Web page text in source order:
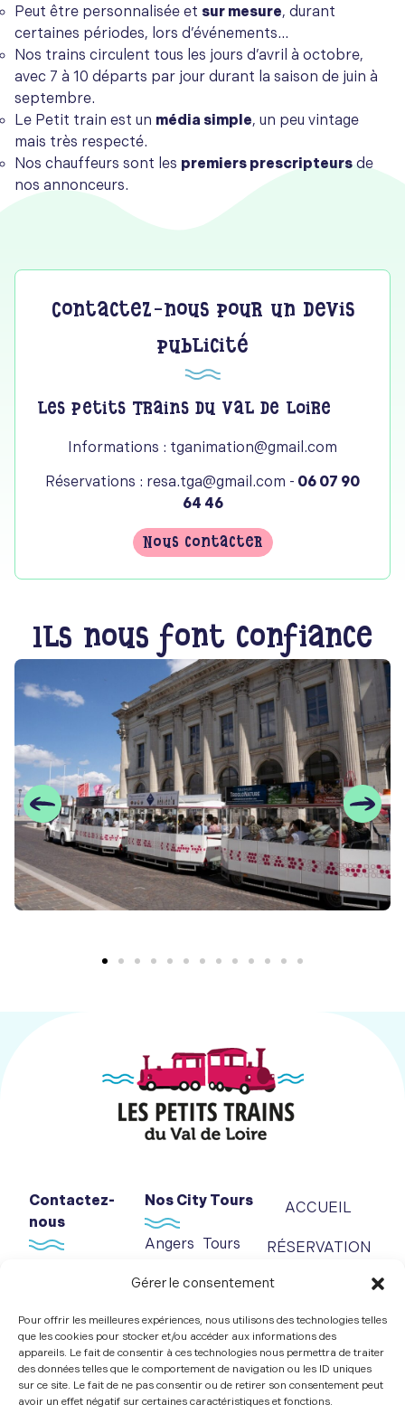
Gérer le consentement
Pour offrir les meilleures expériences, nous utilisons des technologies telles
que les cookies pour stocker et/ou accéder aux informations des
appareils. Le fait de consentir à ces technologies nous permettra de traiter
des données telles que le comportement de navigation ou les ID uniques
sur ce site. Le fait de ne pas consentir ou de retirer son consentement peut
avoir un effet négatif sur certaines caractéristiques et fonctions.
Peut être personnalisée et sur mesure, durant
certaines périodes, lors d’événements…
Nos trains circulent tous les jours d’avril à octobre,
avec 7 à 10 départs par jour durant la saison de juin à
septembre.
Le Petit train est un média simple, un peu vintage
mais très respecté.
Nos chauffeurs sont les premiers prescripteurs de
nos annonceurs.
Contactez-nous pour un devis
publicité
Les Petits Trains du Val de Loire
Informations : tganimation@gmail.com
Réservations : resa.tga@gmail.com - 06 07 90
64 46
Nous contacter
Ils nous font confiance
Contactez-
nous
tganimation@gmail.com
Réservations :
resa.tga@gmail.com
Nos City Tours
Angers Tours
ACCUEIL
RÉSERVATION
PARTENAIRES
CONTACTEZ-
NOUS